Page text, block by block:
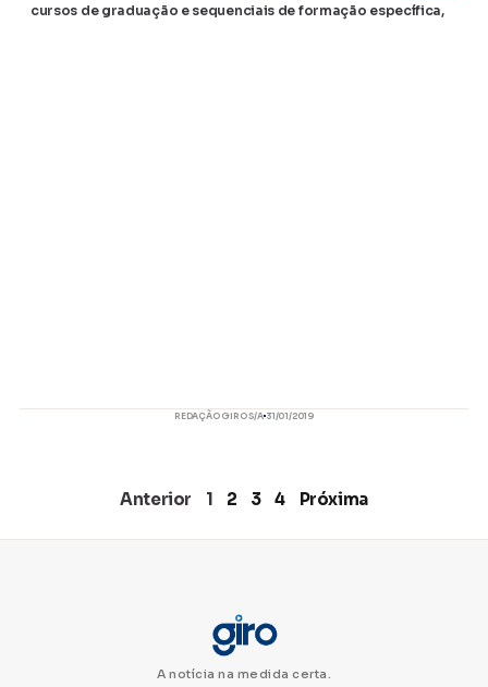
cursos de graduação e sequenciais de formação específica,
REDAÇÃO GIRO S/A 31/01/2019
Anterior 1 2 3 4 Próxima
A notícia na medida certa.